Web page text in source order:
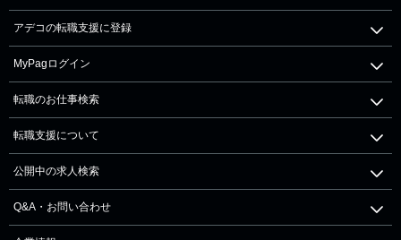
アデコの転職支援に登録
MyPagログイン
転職のお仕事検索
転職支援について
公開中の求人検索
Q&A・お問い合わせ